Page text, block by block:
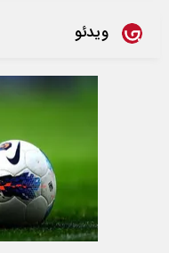
ویدئو